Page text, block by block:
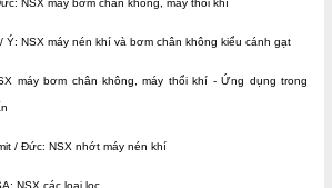
Ý: NSX máy nén khí và bơm chân không kiểu cánh gạt
máy bơm chân không, máy thổi khí - Ứng dụng trong
/ Đức: NSX nhớt máy nén khí
NSX các loại lọc